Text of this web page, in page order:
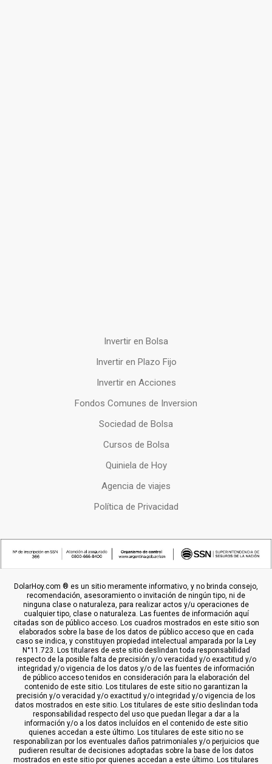
Invertir en Bolsa
Invertir en Plazo Fijo
Invertir en Acciones
Fondos Comunes de Inversion
Sociedad de Bolsa
Cursos de Bolsa
Quiniela de Hoy
Agencia de viajes
Política de Privacidad
DolarHoy.com ® es un sitio meramente informativo, y no brinda consejo,
recomendación, asesoramiento o invitación de ningún tipo, ni de
ninguna clase o naturaleza, para realizar actos y/u operaciones de
cualquier tipo, clase o naturaleza. Las fuentes de información aquí
citadas son de público acceso. Los cuadros mostrados en este sitio son
elaborados sobre la base de los datos de público acceso que en cada
caso se indica, y constituyen propiedad intelectual amparada por la Ley
N°11.723. Los titulares de este sitio deslindan toda responsabilidad
respecto de la posible falta de precisión y/o veracidad y/o exactitud y/o
integridad y/o vigencia de los datos y/o de las fuentes de información
de público acceso tenidos en consideración para la elaboración del
contenido de este sitio. Los titulares de este sitio no garantizan la
precisión y/o veracidad y/o exactitud y/o integridad y/o vigencia de los
datos mostrados en este sitio. Los titulares de este sitio deslindan toda
responsabilidad respecto del uso que puedan llegar a dar a la
información y/o a los datos incluídos en el contenido de este sitio
quienes accedan a este último. Los titulares de este sitio no se
responabilizan por los eventuales daños patrimoniales y/o perjuicios que
pudieren resultar de decisiones adoptadas sobre la base de los datos
mostrados en este sitio por quienes accedan a este último. Los titulares